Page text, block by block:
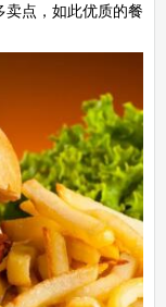
卖点，如此优质的餐